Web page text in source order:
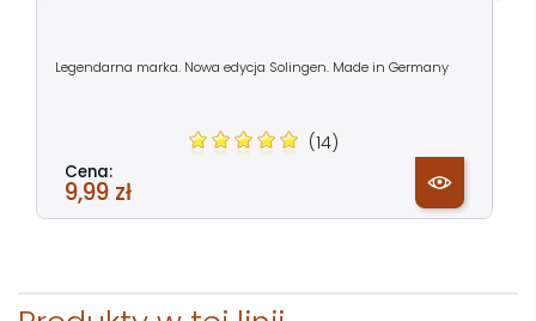
Legendarna marka. Nowa edycja Solingen. Made in Germany
(14)
Cena:
9,99 zł